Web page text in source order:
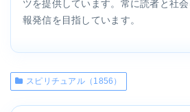
報発信を目指しています。
スピリチュアル（1856）